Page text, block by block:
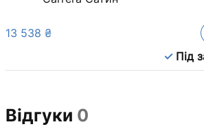
13 538 ₴
Під
Відгуки 0